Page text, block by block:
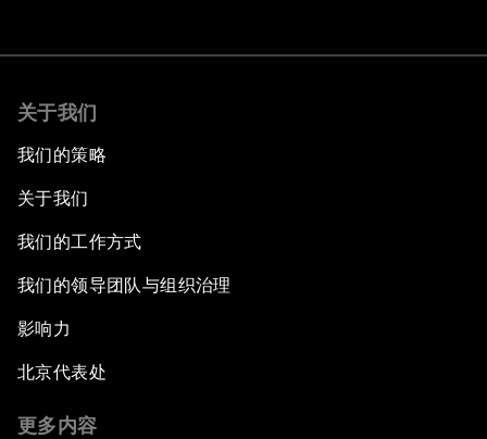
关于我们
我们的策略
关于我们
我们的工作方式
我们的领导团队与组织治理
影响力
北京代表处
更多内容